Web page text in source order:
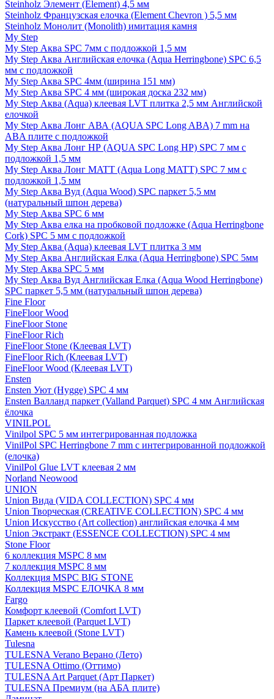
Steinholz Элемент (Element) 4,5 мм
Steinholz Французская елочка (Element Chevron ) 5,5 мм
Steinholz Монолит (Monolith) имитация камня
My Step
My Step Аква SPC 7мм c подложкой 1,5 мм
My Step Аква Английская елочка (Aqua Herringbone) SPC 6,5
мм с подложкой
My Step Аква SPC 4мм (ширина 151 мм)
My Step Аква SPC 4 мм (широкая доска 232 мм)
My Step Аква (Aqua) клеевая LVT плитка 2,5 мм Английской
елочкой
My Step Аква Лонг АВА (AQUA SPC Long ABA) 7 mm на
ABA плите с подложкой
My Step Аква Лонг НР (AQUA SPC Long HP) SPC 7 мм с
подложкой 1,5 мм
My Step Аква Лонг MATT (Aqua Long MATT) SPC 7 мм с
подложкой 1,5 мм
My Step Аква Вуд (Aqua Wood) SPC паркет 5,5 мм
(натуральный шпон дерева)
My Step Аква SPC 6 мм
My Step Аква елка на пробковой подложке (Aqua Herringbone
Cork) SPC 5 мм с подложкой
My Step Аква (Aqua) клеевая LVT плитка 3 мм
My Step Аква Английская Елка (Aqua Herringbone) SPC 5мм
My Step Аква SPC 5 мм
My Step Аква Вуд Английская Елка (Aqua Wood Herringbone)
SPC паркет 5,5 мм (натуральный шпон дерева)
Fine Floor
FineFloor Wood
FineFloor Stone
FineFloor Rich
FineFloor Stone (Клеевая LVT)
FineFloor Rich (Клеевая LVT)
FineFloor Wood (Клеевая LVT)
Ensten
Ensten Уют (Hygge) SPC 4 мм
Ensten Валланд паркет (Valland Parquet) SPC 4 мм Английская
ёлочка
VINILPOL
Vinilpol SPC 5 мм интегрированная подложка
VinilPol SPC Herringbone 7 mm с интегрированной подложкой
(елочка)
VinilPol Glue LVT клеевая 2 мм
Norland Neowood
UNION
Union Вида (VIDA COLLECTION) SPC 4 мм
Union Творческая (CREATIVE COLLECTION) SPC 4 мм
Union Искусство (Art collection) английская елочка 4 мм
Union Экстракт (ESSENCE COLLECTION) SPC 4 мм
Stone Floor
6 коллекция MSPC 8 мм
7 коллекция MSPC 8 мм
Коллекция MSPC BIG STONE
Коллекция MSPC ЕЛОЧКА 8 мм
Fargo
Комфорт клеевой (Comfort LVT)
Паркет клеевой (Parquet LVT)
Камень клеевой (Stone LVT)
Tulesna
TULESNA Verano Верано (Лето)
TULESNA Ottimo (Оттимо)
TULESNA Art Parquet (Арт Паркет)
TULESNA Премиум (на АБА плите)